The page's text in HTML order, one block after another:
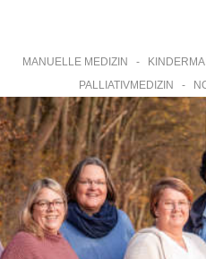
MANUELLE MEDIZIN -
PALLIATIVMEDIZIN -